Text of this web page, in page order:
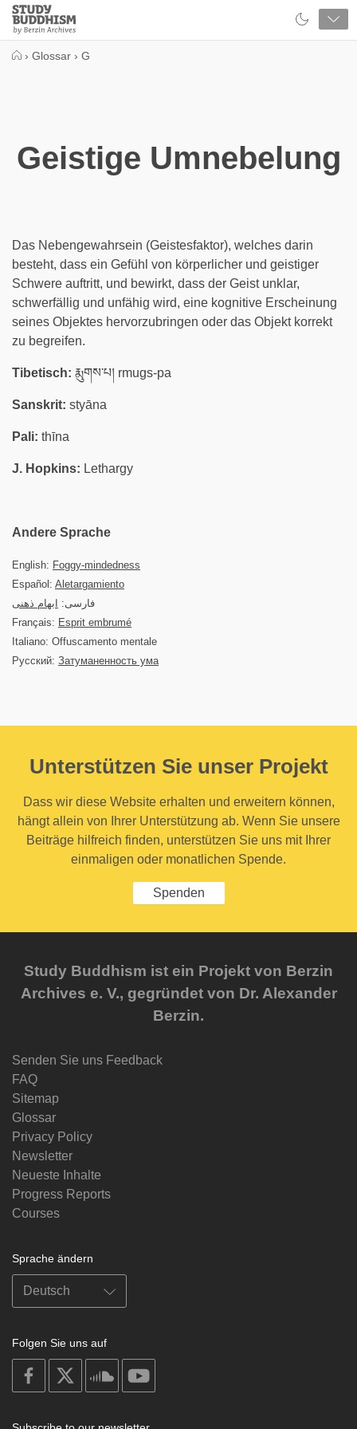
Close
Study
Buddhism
› Glossar › G
Geistige Umnebelung
Das Nebengewahrsein (Geistesfaktor), welches darin
besteht, dass ein Gefühl von körperlicher und geistiger
Schwere auftritt, und bewirkt, dass der Geist unklar,
schwerfällig und unfähig wird, eine kognitive Erscheinung
seines Objektes hervorzubringen oder das Objekt korrekt
zu begreifen.
Tibetisch: རྨུགས་པ། rmugs-pa
Sanskrit: styāna
Pali: thīna
J. Hopkins: Lethargy
Andere Sprache
English: Foggy-mindedness
Español: Aletargamiento
فارسی:
ابهام ذهنی
Français: Esprit embrumé
Italiano: Offuscamento mentale
Русский: Затуманенность ума
Unterstützen Sie unser Projekt
Dass wir diese Website erhalten und erweitern können,
hängt allein von Ihrer Unterstützung ab. Wenn Sie unsere
Beiträge hilfreich finden, unterstützen Sie uns mit Ihrer
einmaligen oder monatlichen Spende.
Spenden
Study Buddhism ist ein Projekt von Berzin
Archives e. V., gegründet von Dr. Alexander
Berzin.
Senden Sie uns Feedback
FAQ
Sitemap
Glossar
Privacy Policy
Newsletter
Neueste Inhalte
Progress Reports
Courses
Sprache ändern
Folgen Sie uns auf
on
facebook
soundcloud